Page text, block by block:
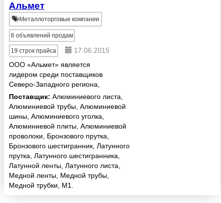
Альмет
Металлоторговые компании
8 объявлений продам
19 строк прайса
17.06.2015
ООО «Альмет» является
лидером среди поставщиков
Северо-Западного региона,
специализирующееся на
поставках проката из сплавов на
медной основе (медь М1, М2,
М3, Cu-ETP; латунь Л63, ЛС59,
Л90, Л68; бронза...
Поставщик: Алюминиевого листа,
Алюминиевой трубы, Алюминиевой
шины, Алюминиевого уголка,
Алюминиевой плиты, Алюминиевой
проволоки, Бронзового прутка,
Бронзового шестигранник, Латунного
прутка, Латунного шестигранника,
Латунной ленты, Латунного листа,
Медной ленты, Медной трубы,
Медной трубки, М1.